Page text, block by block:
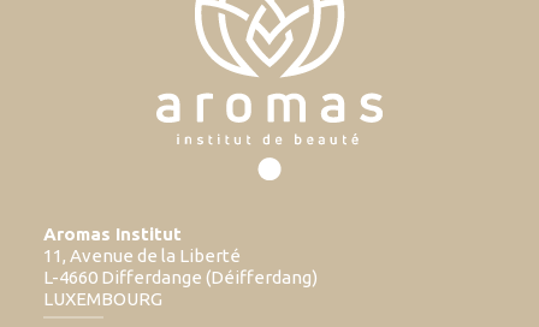
Aromas Institut
11, Avenue de la Liberté
L-4660 Differdange (Déifferdang)
LUXEMBOURG